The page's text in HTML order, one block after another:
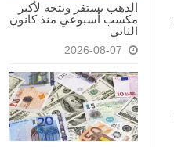
الذهب يستقر ويتجه لأكبر
مكسب أسبوعي منذ كانون
الثاني
2026-08-07